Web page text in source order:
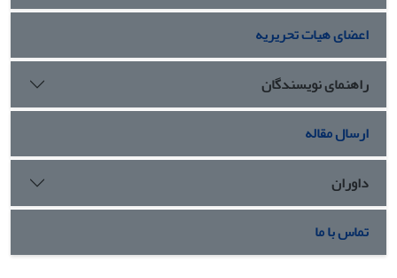
اعضای هیات تحریریه
راهنمای نویسندگان
ارسال مقاله
داوران
تماس با ما